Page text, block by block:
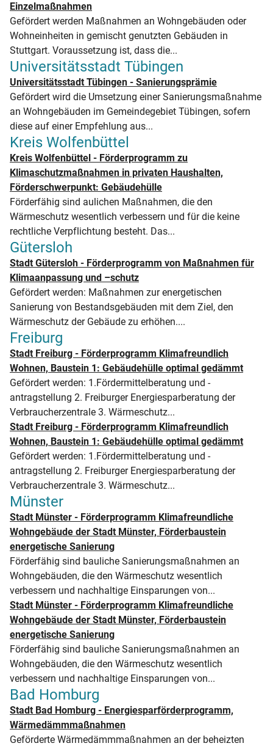
Einzelmaßnahmen
Gefördert werden Maßnahmen an Wohngebäuden oder
Wohneinheiten in gemischt genutzten Gebäuden in
Stuttgart. Voraussetzung ist, dass die...
Universitätsstadt Tübingen
Universitätsstadt Tübingen - Sanierungsprämie
Gefördert wird die Umsetzung einer Sanierungsmaßnahme
an Wohngebäuden im Gemeindegebiet Tübingen, sofern
diese auf einer Empfehlung aus...
Kreis Wolfenbüttel
Kreis Wolfenbüttel - Förderprogramm zu
Klimaschutzmaßnahmen in privaten Haushalten,
Förderschwerpunkt: Gebäudehülle
Förderfähig sind aulichen Maßnahmen, die den
Wärmeschutz wesentlich verbessern und für die keine
rechtliche Verpflichtung besteht. Das...
Gütersloh
Stadt Gütersloh - Förderprogramm von Maßnahmen für
Klimaanpassung und –schutz
Gefördert werden: Maßnahmen zur energetischen
Sanierung von Bestandsgebäuden mit dem Ziel, den
Wärmeschutz der Gebäude zu erhöhen....
Freiburg
Stadt Freiburg - Förderprogramm Klimafreundlich
Wohnen, Baustein 1: Gebäudehülle optimal gedämmt
Gefördert werden: 1.Fördermittelberatung und -
antragstellung 2. Freiburger Energiesparberatung der
Verbraucherzentrale 3. Wärmeschutz...
Stadt Freiburg - Förderprogramm Klimafreundlich
Wohnen, Baustein 1: Gebäudehülle optimal gedämmt
Gefördert werden: 1.Fördermittelberatung und -
antragstellung 2. Freiburger Energiesparberatung der
Verbraucherzentrale 3. Wärmeschutz...
Münster
Stadt Münster - Förderprogramm Klimafreundliche
Wohngebäude der Stadt Münster, Förderbaustein
energetische Sanierung
Förderfähig sind bauliche Sanierungsmaßnahmen an
Wohngebäuden, die den Wärmeschutz wesentlich
verbessern und nachhaltige Einsparungen von...
Stadt Münster - Förderprogramm Klimafreundliche
Wohngebäude der Stadt Münster, Förderbaustein
energetische Sanierung
Förderfähig sind bauliche Sanierungsmaßnahmen an
Wohngebäuden, die den Wärmeschutz wesentlich
verbessern und nachhaltige Einsparungen von...
Bad Homburg
Stadt Bad Homburg - Energiesparförderprogramm,
Wärmedämmmaßnahmen
Geförderte Wärmedämmmaßnahmen an der beheizten